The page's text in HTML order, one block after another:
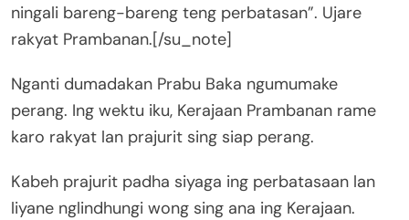
ningali bareng-bareng teng perbatasan”. Ujare
rakyat Prambanan.[/su_note]
Nganti dumadakan Prabu Baka ngumumake
perang. Ing wektu iku, Kerajaan Prambanan rame
karo rakyat lan prajurit sing siap perang.
Kabeh prajurit padha siyaga ing perbatasaan lan
liyane nglindhungi wong sing ana ing Kerajaan.